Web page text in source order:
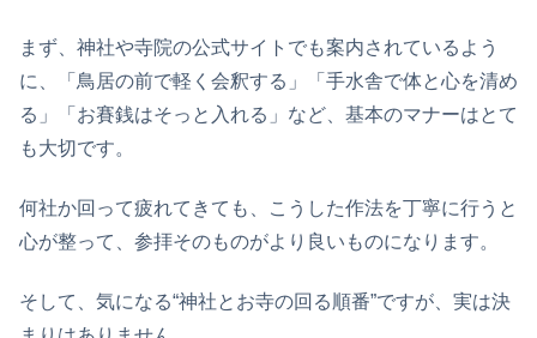
まず、神社や寺院の公式サイトでも案内されているよう
に、「鳥居の前で軽く会釈する」「手水舎で体と心を清め
る」「お賽銭はそっと入れる」など、基本のマナーはとて
も大切です。
何社か回って疲れてきても、こうした作法を丁寧に行うと
心が整って、参拝そのものがより良いものになります。
そして、気になる“神社とお寺の回る順番”ですが、実は決